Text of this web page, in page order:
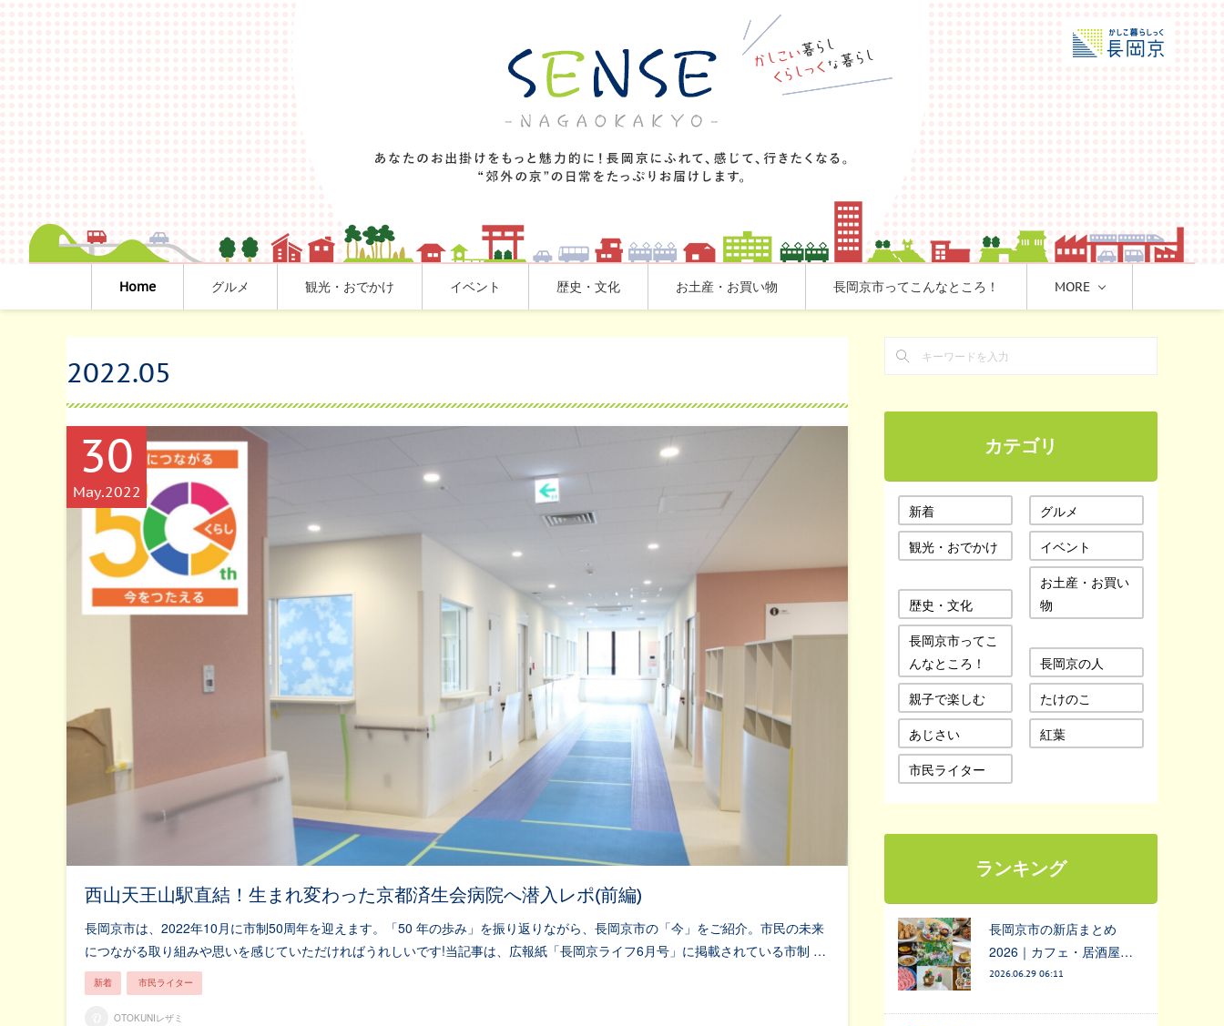
Home グルメ 観光・おでかけ イベント 歴史・文化 お土産・お買い物 長岡京市ってこんなところ！ MORE
2022.05
西山天王山駅直結！生まれ変わった京都済生会病院へ潜入レポ(前編)
長岡京市は、2022年10月に市制50周年を迎えます。「50 年の歩み」を振り返りながら、長岡京市の「今」をご紹介。市民の未来
につながる取り組みや思いを感じていただければうれしいです!当記事は、広報紙「長岡京ライフ6月号」に掲載されている市制 …
30
May 2022
新着 市民ライター
OTOKUNIレザミ
カテゴリ
新着
グルメ
観光・おでかけ
イベント
歴史・文化
お土産・お買い
物
長岡京市ってこ
んなところ！
長岡京の人
親子で楽しむ
たけのこ
あじさい
紅葉
市民ライター
ランキング
長岡京市の新店まとめ
2026｜カフェ・居酒屋…
2026.06.29 06:11